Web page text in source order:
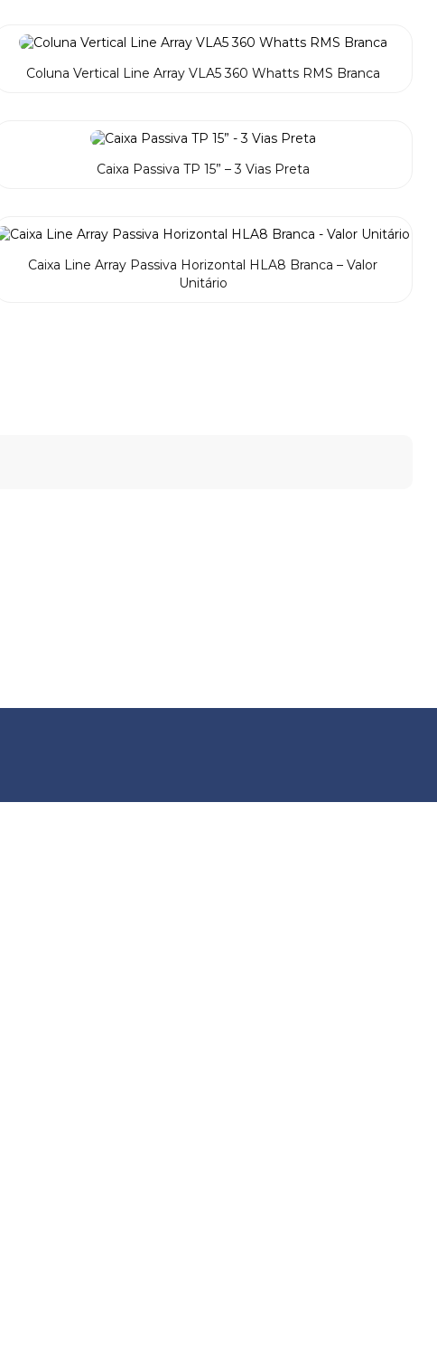
Coluna Vertical Line Array VLA5 360 Whatts RMS Branca
Caixa Passiva TP 15” – 3 Vias Preta
Caixa Line Array Passiva Horizontal HLA8 Branca – Valor
Unitário